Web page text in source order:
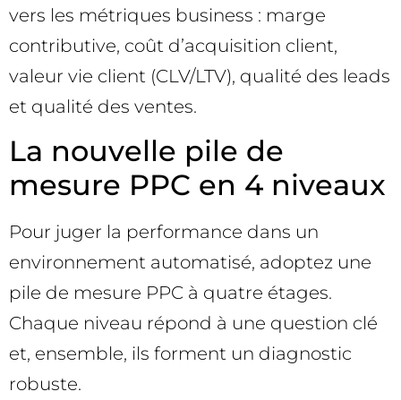
vers les métriques business : marge
contributive, coût d’acquisition client,
valeur vie client (CLV/LTV), qualité des leads
et qualité des ventes.
La nouvelle pile de
mesure PPC en 4 niveaux
Pour juger la performance dans un
environnement automatisé, adoptez une
pile de mesure PPC à quatre étages.
Chaque niveau répond à une question clé
et, ensemble, ils forment un diagnostic
robuste.